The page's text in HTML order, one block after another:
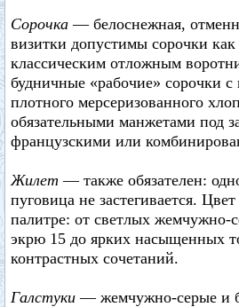
Сорочка— белоснежная,
визитки допустимы сорочки
классическим отложным
будничные «рабочие» сорочки
плотного мерсеризованного
обязательными манжетами под
французскими или
Жилет — также обязателен:
пуговица не застегивается.
палитре: от светлых жемчужно-
экрю 15 до ярких насыщенных
контрастных сочетаний.
Галстуки — жемчужно-серые и